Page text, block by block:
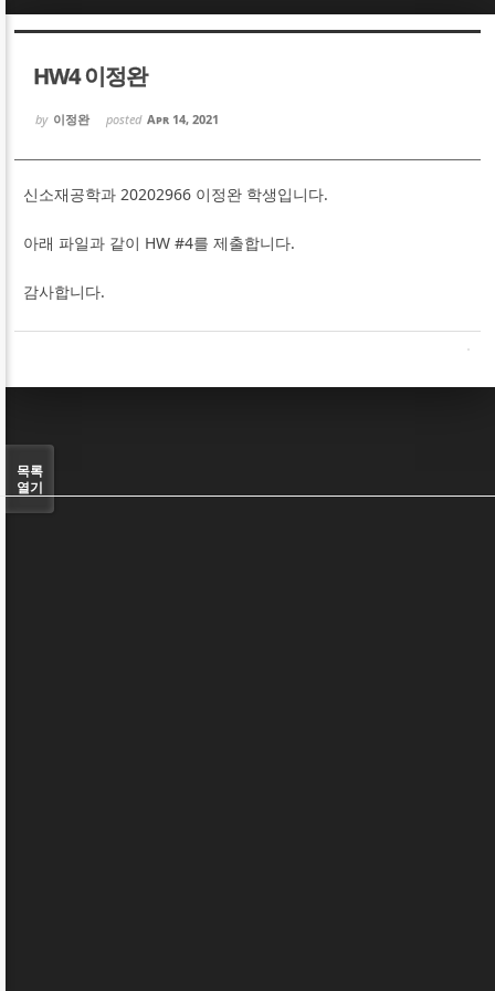
HW4 이정완
by 이정완 posted Apr 14, 2021
신소재공학과 20202966 이정완 학생입니다.
아래 파일과 같이 HW #4를 제출합니다.
감사합니다.
목록
열기
Sketchbook5, 스케치북5
Sketchbook5, 스케치북5
Sketchbook5, 스케치북5
Sketchbook5, 스케치북5